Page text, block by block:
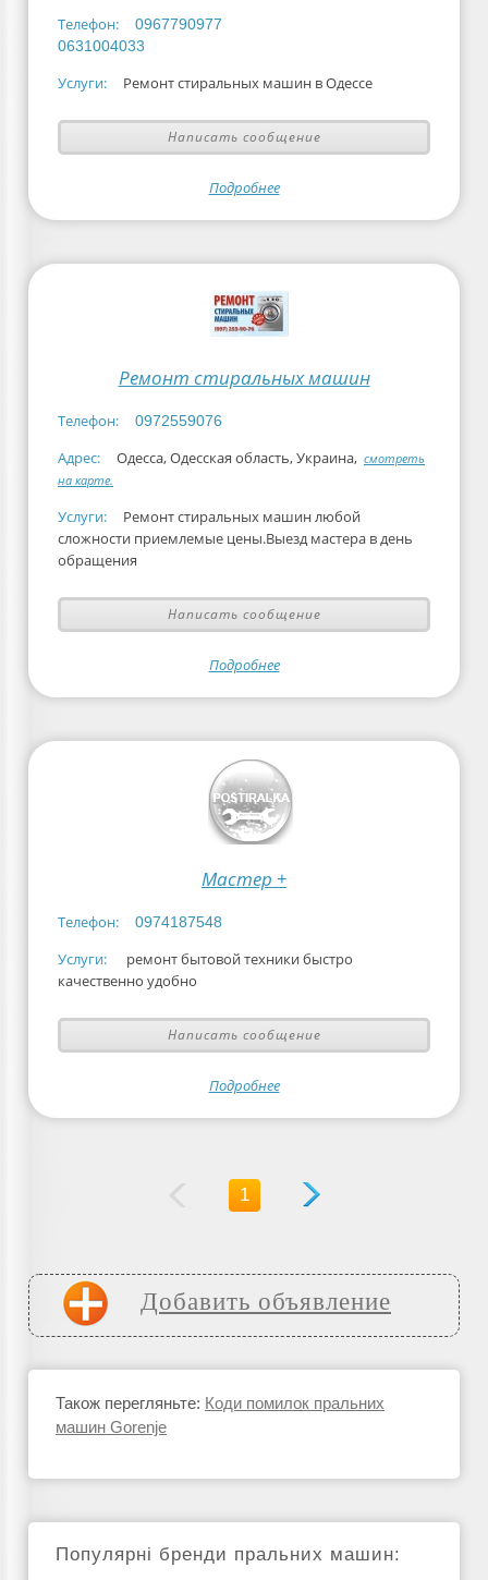
Телефон:
0967790977
0631004033
Услуги: Ремонт стиральных машин в Одессе
Написать сообщение
Подробнее
Ремонт стиральных машин
Телефон: 0972559076
Адрес: Одесса, Одесская область, Украина, смотреть
на карте.
Услуги:
Ремонт стиральных машин любой
сложности приемлемые цены.Выезд мастера в день
обращения
Написать сообщение
Подробнее
Мастер +
Телефон: 0974187548
Услуги:
ремонт бытовой техники быстро
качественно удобно
Написать сообщение
Подробнее
1
Добавить объявление
Також перегляньте: Коди помилок пральних
машин Gorenje
Популярні бренди пральних машин: